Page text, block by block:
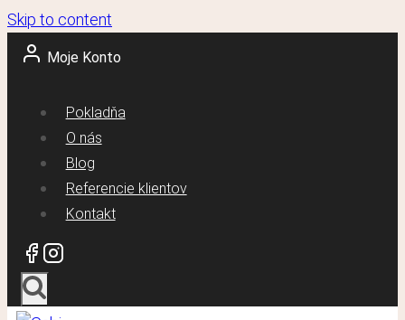
Skip to content
Moje Konto
Pokladňa
O nás
Blog
Referencie klientov
Kontakt